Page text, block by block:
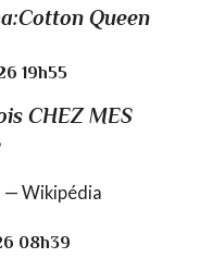
Queen
19h55
CHEZ MES
— Wikipédia
08h39